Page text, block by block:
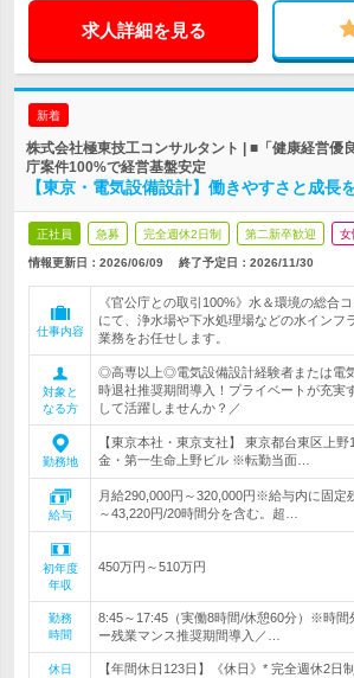
求人詳細を見る
新着
株式会社極東技工コンサルタント | ■「健康経営優
庁案件100%で経営基盤安定
【東京・電気設備設計】働きやすさと成長
正社員 急募 完全週休2日制 第二新卒歓迎 女
情報更新日：2026/06/09 終了予定日： 2026/11/30
仕事内容
《官公庁との取引100%》水＆環境の総合
にて、浄水場や下水処理場などの水インフ
業務をお任せします。
対象と
なる方
◎高専以上◎電気設備設計経験者または電
時退社推奨期間導入！プライベートが充実
して活躍しませんか？／
勤務地
【東京本社・東京支社】 東京都台東区上
金・第一生命上野ビル ※転勤当面…
給与
月給290,000円～320,000円※給与内に固定
～43,220円/20時間分を含む。超…
初年度
年収
450万円～510万円
勤務
時間
8:45～17:45（実働8時間/休憩60分）※時間
ー残業マンス推奨期間導入／…
休日
【年間休日123日】《休日》* 完全週休2日